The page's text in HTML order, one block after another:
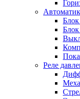
Блок
Реле